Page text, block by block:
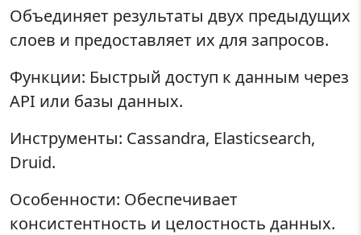
Объединяет результаты двух предыдущих
слоев и предоставляет их для запросов.
Функции: Быстрый доступ к данным через
API или базы данных.
Инструменты: Cassandra, Elasticsearch,
Druid.
Особенности: Обеспечивает
консистентность и целостность данных.